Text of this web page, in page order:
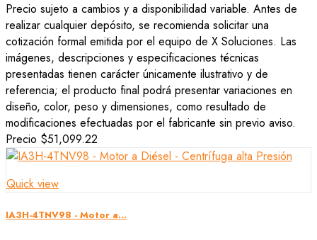
Precio sujeto a cambios y a disponibilidad variable. Antes de
realizar cualquier depósito, se recomienda solicitar una
cotización formal emitida por el equipo de X Soluciones. Las
imágenes, descripciones y especificaciones técnicas
presentadas tienen carácter únicamente ilustrativo y de
referencia; el producto final podrá presentar variaciones en
diseño, color, peso y dimensiones, como resultado de
modificaciones efectuadas por el fabricante sin previo aviso.
Precio $51,099.22
Quick view
IA3H-4TNV98 - Motor a...